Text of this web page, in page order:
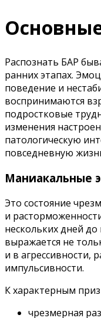
Распознать БАР
ранних этапах.
поведение и
воспринимаются
подростковые
изменения
патологическую
повседневную
Маниакальные
Это состояние
и
нескольких дней
выражается не
и в агрессивности,
импульсивности.
К характерным
чрезмерная